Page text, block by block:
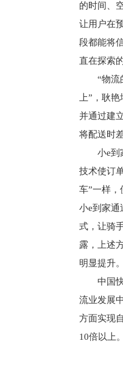
的时间、
让用户在
段都能将
直在探索的
“物流
上”，耿
并通过建
将配送时
小e到
技术使订
车”一样，
小e到家通
式，让骑
露，上述
明显提升。
中国
流业发展
方面实现
10倍以上。